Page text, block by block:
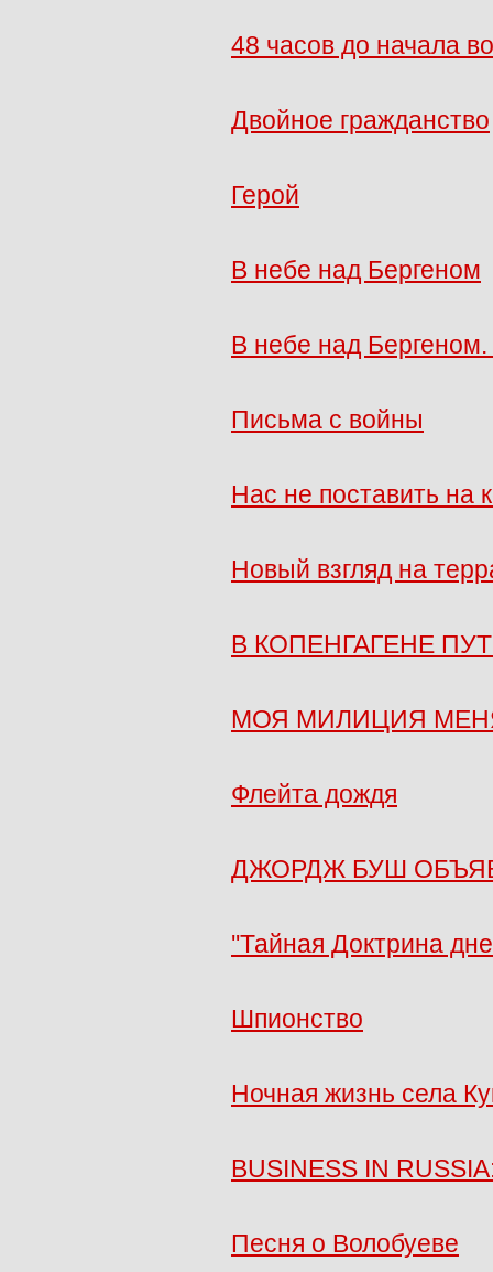
48 часов до начала
Двойное гражданство
Герой
В небе над Бергеном
В небе над Бергеном.
Письма с войны
Нас не поставить на
Новый взгляд на
В КОПЕНГАГЕНЕ
МОЯ МИЛИЦИЯ
Флейта дождя
ДЖОРДЖ БУШ
''Тайная Доктрина
Шпионство
Ночная жизнь села
BUSINESS IN
Песня о Волобуеве